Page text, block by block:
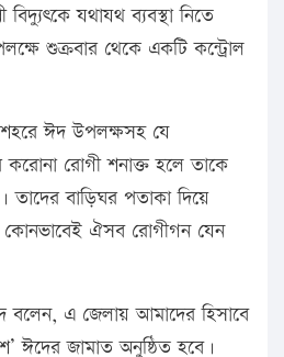
বিদ্যুৎকে যথাযথ ব্যবস্থা নিতে
শুক্রবার থেকে একটি কন্ট্রোল
ঈদ উপলক্ষসহ যে
করোনা রোগী শনাক্ত হলে তাকে
তাদের বাড়িঘর পতাকা দিয়ে
কোনভাবেই ঐসব রোগীগন যেন
বলেন, এ জেলায় আমাদের হিসাবে
ঈদের জামাত অনুষ্ঠিত হবে।